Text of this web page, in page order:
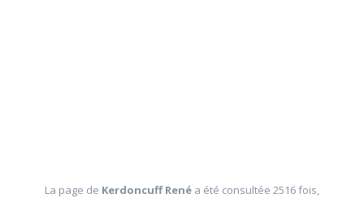
La page de Kerdoncuff René a été consultée 2516 fois,